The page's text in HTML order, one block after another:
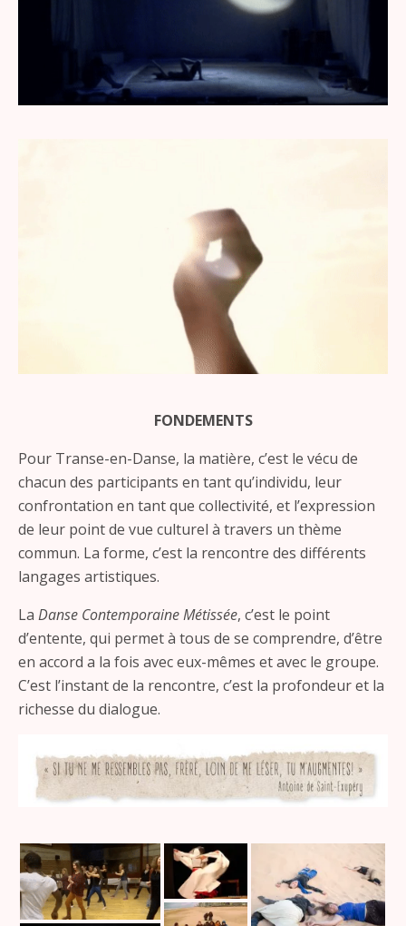
FONDEMENTS
Pour Transe-en-Danse, la matière, c’est le vécu de
chacun des participants en tant qu’individu, leur
confrontation en tant que collectivité, et l’expression
de leur point de vue culturel à travers un thème
commun. La forme, c’est la rencontre des différents
langages artistiques.
La Danse Contemporaine Métissée, c’est le point
d’entente, qui permet à tous de se comprendre, d’être
en accord a la fois avec eux-mêmes et avec le groupe.
C’est l’instant de la rencontre, c’est la profondeur et la
richesse du dialogue.